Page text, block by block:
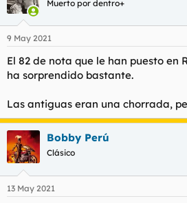
Muerto por dentro+
9 May 2021
El 82 de nota que le han puesto en
ha sorprendido bastante.
Las antiguas eran una chorrada,
Bobby Perú
Clásico
13 May 2021